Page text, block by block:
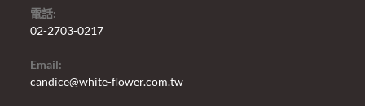
電話:
02-2703-0217
Email:
candice@white-flower.com.tw